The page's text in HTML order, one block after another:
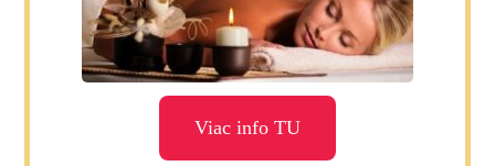
Viac info TU